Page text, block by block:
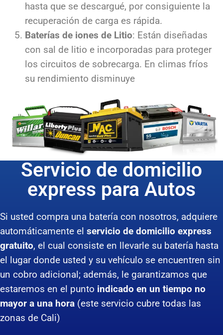
hasta que se descargué, por consiguiente la
recuperación de carga es rápida.
Baterías de iones de Litio: Están diseñadas
con sal de litio e incorporadas para proteger
los circuitos de sobrecarga. En climas fríos
su rendimiento disminuye
Servicio de domicilio
express para Autos
Si usted compra una batería con nosotros, adquiere
automáticamente el servicio de domicilio express
gratuito, el cual consiste en llevarle su batería hasta
el lugar donde usted y su vehículo se encuentren sin
un cobro adicional; además, le garantizamos que
estaremos en el punto indicado en un tiempo no
mayor a una hora (este servicio cubre todas las
zonas de Cali)